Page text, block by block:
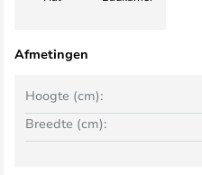
Afmetingen
Breedte (cm):
Hoogte (cm):